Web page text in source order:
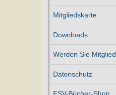
Mitgliedskarte
Downloads
Werden Sie Mitglied
Datenschutz